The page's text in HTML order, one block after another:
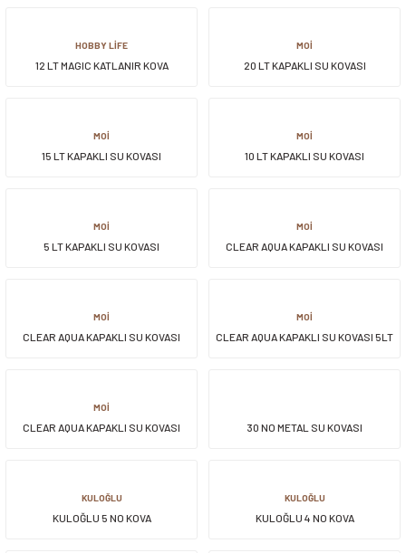
HOBBY LİFE
12 LT MAGIC KATLANIR KOVA
MOİ
20 LT KAPAKLI SU KOVASI
MOİ
15 LT KAPAKLI SU KOVASI
MOİ
10 LT KAPAKLI SU KOVASI
MOİ
5 LT KAPAKLI SU KOVASI
MOİ
CLEAR AQUA KAPAKLI SU KOVASI
MOİ
CLEAR AQUA KAPAKLI SU KOVASI
MOİ
CLEAR AQUA KAPAKLI SU KOVASI 5LT
MOİ
CLEAR AQUA KAPAKLI SU KOVASI
30 NO METAL SU KOVASI
KULOĞLU
KULOĞLU 5 NO KOVA
KULOĞLU
KULOĞLU 4 NO KOVA